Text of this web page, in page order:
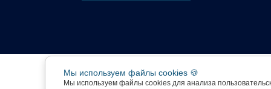
Мы используем файлы cookies 🍪
Мы используем файлы cookies для анализа